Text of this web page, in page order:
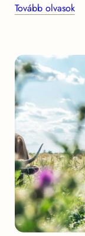
Tovább olvasok